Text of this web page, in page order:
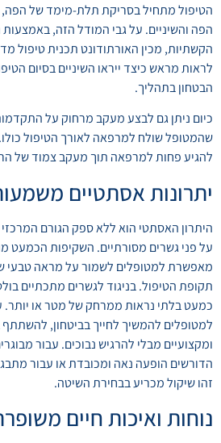
הטיפול מתחיל בסריקת תלת-מימד של הפה,
הפה והשיניים. על גבי המודל הזה,
הקשתיות, מכין האורתודונט תכנית טיפול
לראות מראש כיצד ייראו השיניים בסיום
הבטחון בתהליך.
כיום ניתן גם לבצע מעקב מרחוק על
שהמטופל שולח למרפאה לאורך הטיפול
להגיע פחות למרפאה תוך מעקב צמוד של
יתרונות אסתטיים
היתרון האסתטי הוא ללא ספק הגורם
על פני גשרים מסורתיים. השקיפות הכמעט
מאפשרת למטופלים לשמור על מראה טבעי
תקופת הטיפול. בניגוד לגשרים מתכתיים
כמעט בלתי נראות ממרחק של מטר או
למטופלים להמשיך לחייך בביטחון, להשתתף
ומקצועיים מבלי להרגיש נבוכים. עבור
הדורשים הופעה נאה ומכובדת או עבור
זהו שיקול מכריע בבחירת השיטה.
נוחות ואיכות חיים